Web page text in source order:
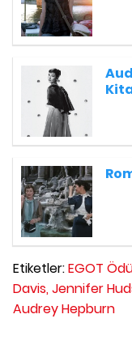
Etiketler:EGOT
Davis,Jennifer
Audrey Hepburn